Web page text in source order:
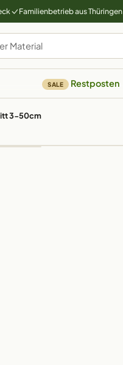
Familienbetrieb aus Thüringen
SALE Restposten
3-50cm